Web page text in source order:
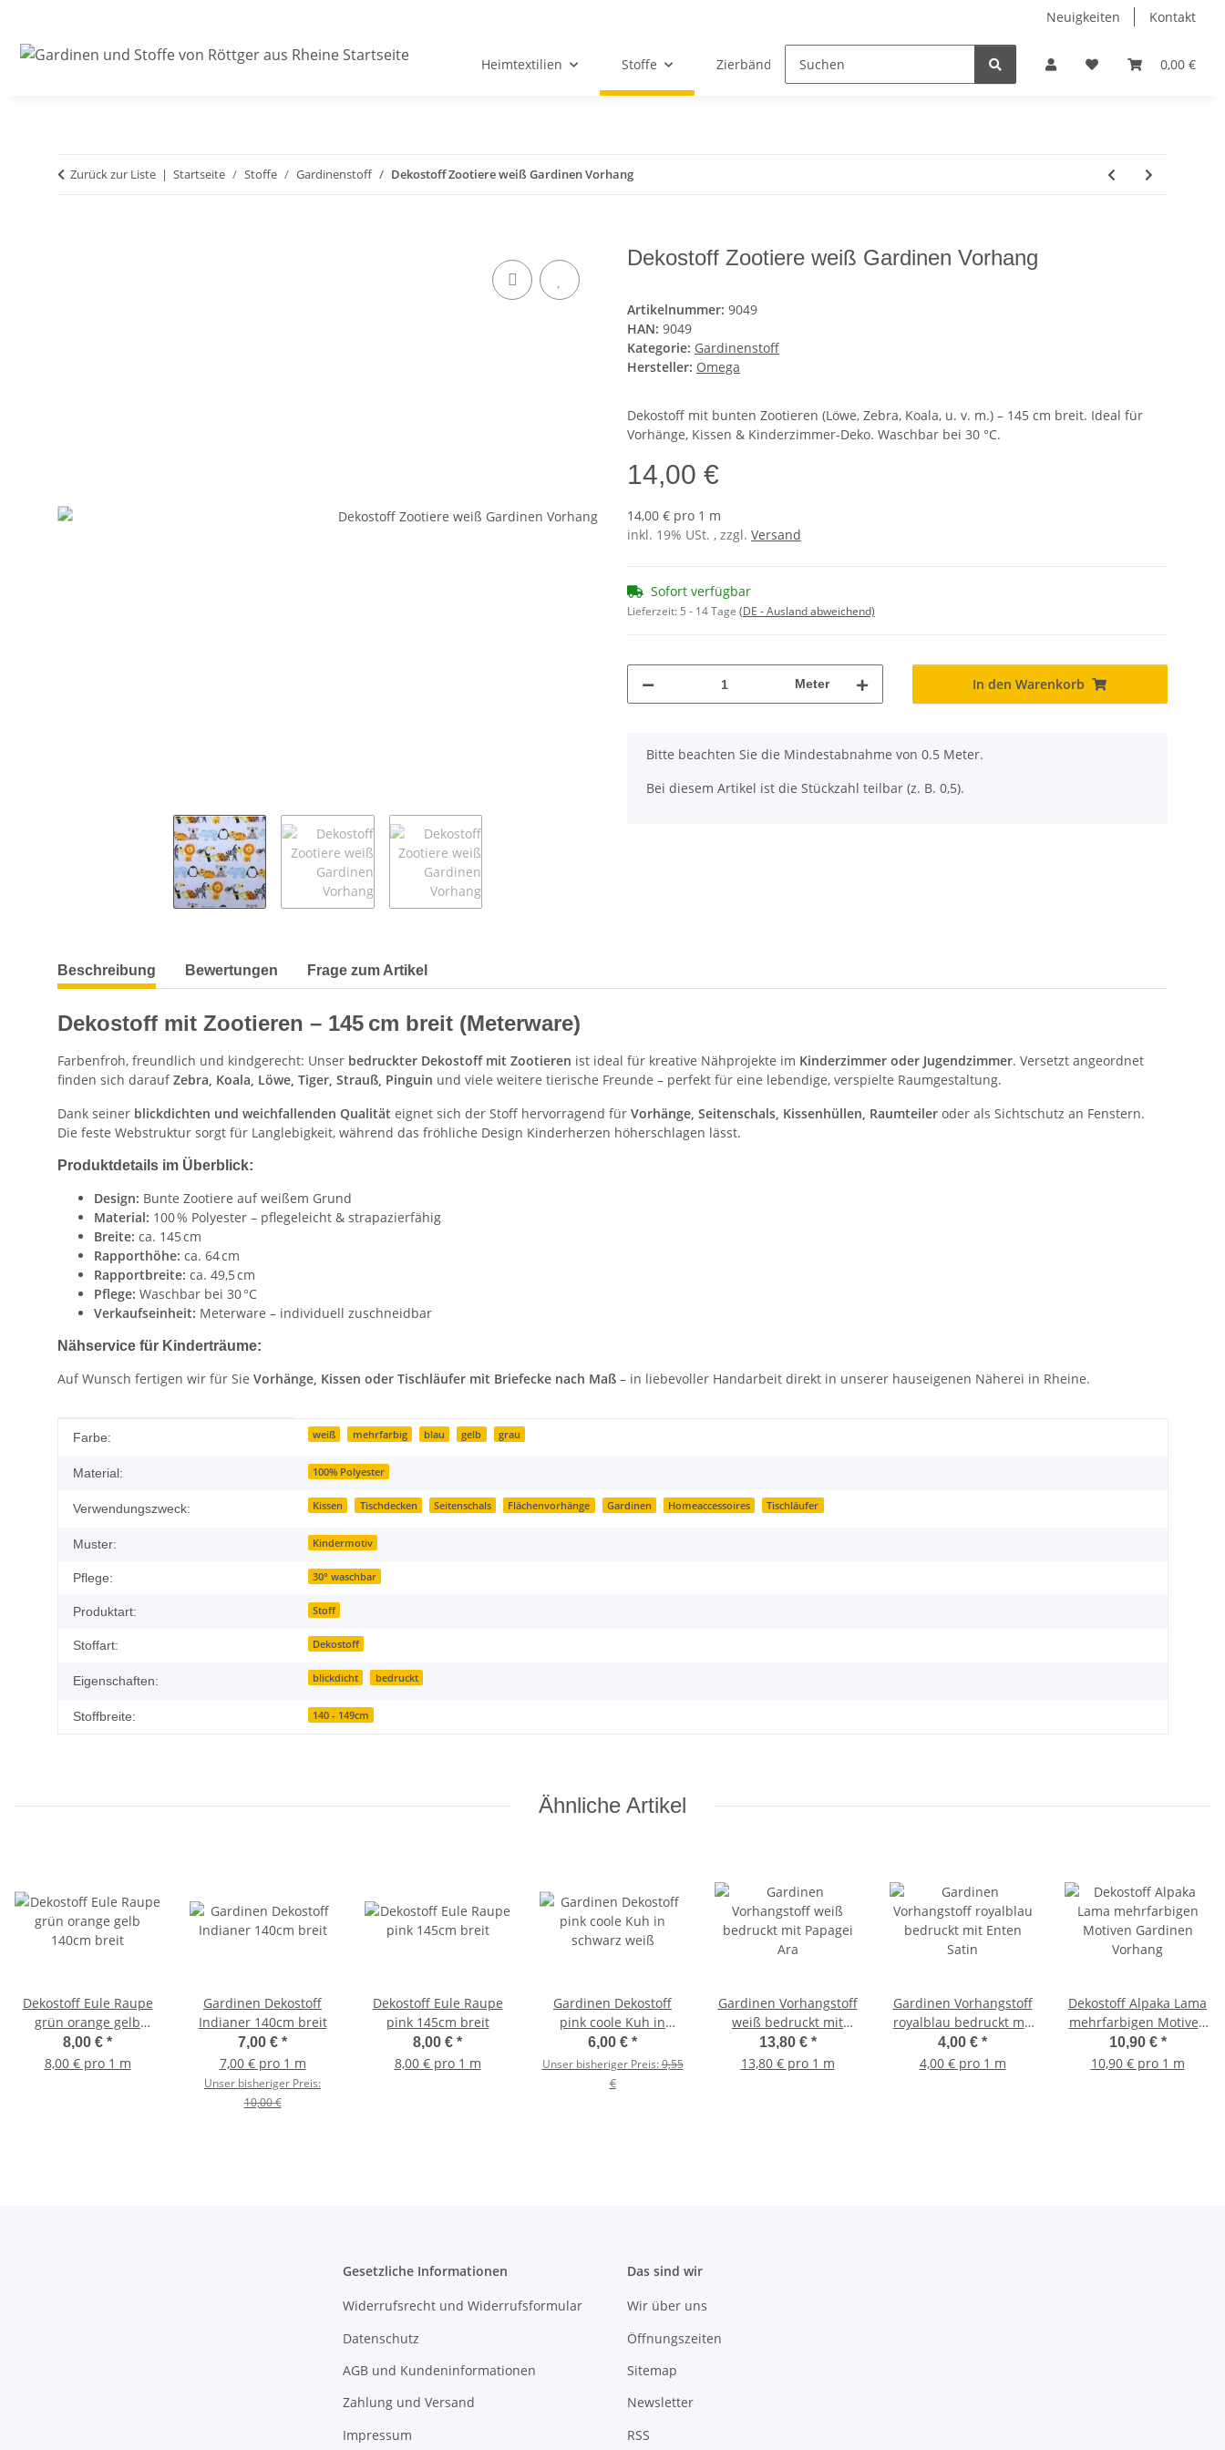
Neuigkeiten Kontakt
0,00 €
Heimtextilien Stoffe Zierbänder & Spitzen Gardinenzubehör Kurzwaren
Zurück zur Liste Startseite Stoffe Gardinenstoff Dekostoff Zootiere weiß Gardinen Vorhang
Dekostoff Zootiere weiß Gardinen Vorhang
Artikelnummer: 9049
HAN: 9049
Kategorie: Gardinenstoff
Hersteller: Omega
Dekostoff mit bunten Zootieren (Löwe, Zebra, Koala, u. v. m.) – 145 cm breit. Ideal für
Vorhänge, Kissen & Kinderzimmer-Deko. Waschbar bei 30 °C.
14,00 €
14,00 € pro 1 m
inkl. 19% USt. , zzgl. Versand
Sofort verfügbar
Lieferzeit: 5 - 14 Tage (DE - Ausland abweichend)
Meter In den Warenkorb
x
Bitte beachten Sie die Mindestabnahme von 0.5 Meter.
Bei diesem Artikel ist die Stückzahl teilbar (z. B. 0,5).
weitere Registerkarten anzeigen
Beschreibung Bewertungen Frage zum Artikel
Dekostoff mit Zootieren – 145 cm breit (Meterware)
Farbenfroh, freundlich und kindgerecht: Unser bedruckter Dekostoff mit Zootieren ist ideal für kreative Nähprojekte im Kinderzimmer oder Jugendzimmer. Versetzt angeordnet
finden sich daraufZebra, Koala, Löwe, Tiger, Strauß, Pinguin und viele weitere tierische Freunde – perfekt für eine lebendige, verspielte Raumgestaltung.
Dank seiner blickdichten und weichfallenden Qualität eignet sich der Stoff hervorragend für Vorhänge, Seitenschals, Kissenhüllen, Raumteiler oder als Sichtschutz an Fenstern.
Die feste Webstruktur sorgt für Langlebigkeit, während das fröhliche Design Kinderherzen höherschlagen lässt.
Produktdetails im Überblick:
Design: Bunte Zootiere auf weißem Grund
Material: 100 % Polyester – pflegeleicht & strapazierfähig
Breite: ca. 145 cm
Rapporthöhe: ca. 64 cm
Rapportbreite: ca. 49,5 cm
Pflege: Waschbar bei 30 °C
Verkaufseinheit: Meterware – individuell zuschneidbar
Nähservice für Kinderträume:
Auf Wunsch fertigen wir für Sie Vorhänge, Kissen oder Tischläufer mit Briefecke nach Maß – in liebevoller Handarbeit direkt in unserer hauseigenen Näherei in Rheine.
Produkteigenschaft
Wert
Farbe: weiß mehrfarbig blau gelb grau
Material: 100% Polyester
Verwendungszweck: Kissen Tischdecken Seitenschals Flächenvorhänge Gardinen Homeaccessoires Tischläufer
Muster: Kindermotiv
Pflege: 30° waschbar
Produktart: Stoff
Stoffart: Dekostoff
Eigenschaften: blickdicht bedruckt
Stoffbreite: 140 - 149cm
Ähnliche Artikel
Dekostoff Eule Raupe
grün orange gelb
140cm breit
8,00 € *
8,00 € pro 1 m
Gardinen Dekostoff
Indianer 140cm breit
7,00 € *
7,00 € pro 1 m
Unser bisheriger Preis:
10,00 €
Dekostoff Eule Raupe
pink 145cm breit
8,00 € *
8,00 € pro 1 m
Gardinen Dekostoff
pink coole Kuh in
schwarz weiß
6,00 € *
Unser bisheriger Preis:9,55
€
Gardinen Vorhangstoff
weiß bedruckt mit
Papagei Ara
13,80 € *
13,80 € pro 1 m
Gardinen Vorhangstoff
royalblau bedruckt mit
Enten Satin
4,00 € *
4,00 € pro 1 m
Dekostoff Alpaka Lama
mehrfarbigen Motiven
Gardinen Vorhang
10,90 € *
10,90 € pro 1 m
Gesetzliche Informationen
Widerrufsrecht und Widerrufsformular
Datenschutz
AGB und Kundeninformationen
Zahlung und Versand
Impressum
Das sind wir
Wir über uns
Öffnungszeiten
Sitemap
Newsletter
RSS